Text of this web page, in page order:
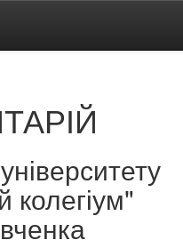
колегіум"